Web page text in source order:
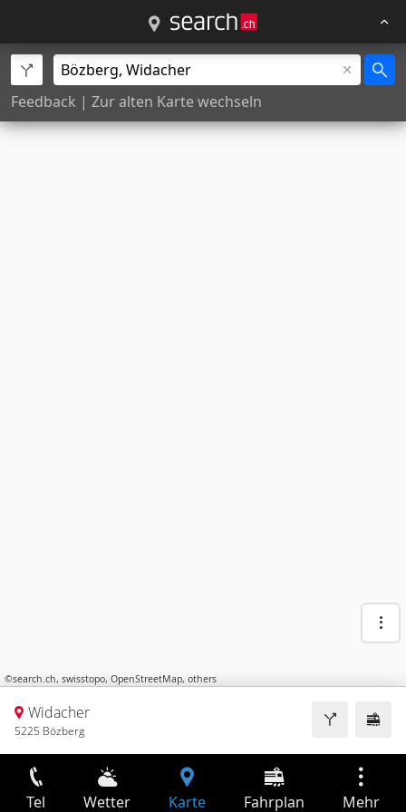
Feedback | Zur alten Karte wechseln
©search.ch, swisstopo, OpenStreetMap, others
Widacher
5225 Bözberg
Tel Wetter Karte Fahrplan Mehr